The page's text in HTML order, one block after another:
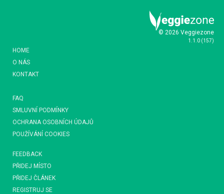
© 2026 Veggiezone
1.1.0 (157)
HOME
O NÁS
KONTAKT
FAQ
SMLUVNÍ PODMÍNKY
OCHRANA OSOBNÍCH ÚDAJŮ
POUŽÍVÁNÍ COOKIES
FEEDBACK
PŘIDEJ MÍSTO
PŘIDEJ ČLÁNEK
REGISTRUJ SE